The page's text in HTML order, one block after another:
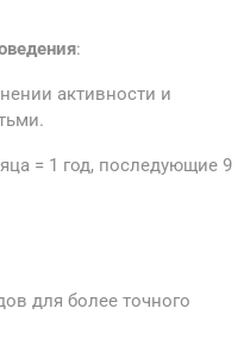
:
активности и
= 1 год, последующие 9
для более точного